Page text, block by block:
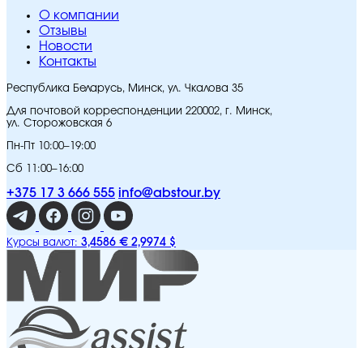
O компании
Отзывы
Новости
Контакты
Республика Беларусь, Минск, ул. Чкалова 35
Для почтовой корреспонденции 220002, г. Минск,
ул. Сторожовская 6
Пн-Пт 10:00–19:00
Сб 11:00–16:00
+375 17 3 666 555 info@abstour.by
Курсы валют: 3,4586 € 2,9974 $